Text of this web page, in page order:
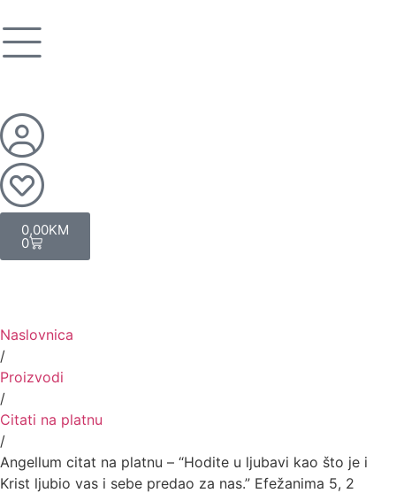
0,00KM
0
Naslovnica
/
Proizvodi
/
Citati na platnu
/
Angellum citat na platnu – “Hodite u ljubavi kao što je i
Krist ljubio vas i sebe predao za nas.” Efežanima 5, 2